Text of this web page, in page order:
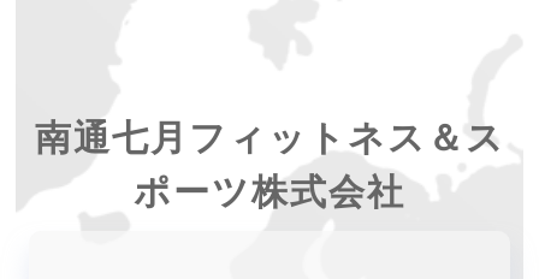
南通七月フィットネス＆ス
ポーツ株式会社